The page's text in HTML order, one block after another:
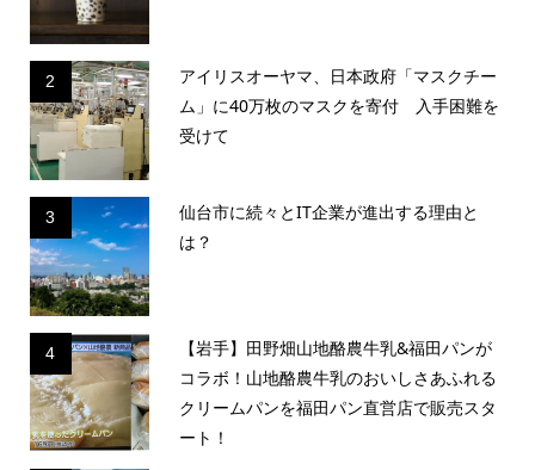
2
アイリスオーヤマ、日本政府「マスクチー
ム」に40万枚のマスクを寄付 入手困難を
受けて
3
仙台市に続々とIT企業が進出する理由と
は？
4
【岩手】田野畑山地酪農牛乳&福田パンが
コラボ！山地酪農牛乳のおいしさあふれる
クリームパンを福田パン直営店で販売スタ
ート！